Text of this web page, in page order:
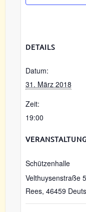
DETAILS
Datum:
31. März 2018
Zeit:
19:00
Schützenhalle
Velthuysenstraße 5
Rees, 46459